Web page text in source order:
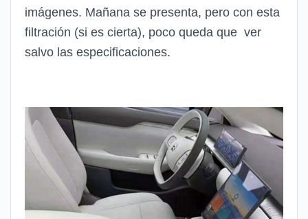
imágenes. Mañana se presenta, pero con esta
filtración (si es cierta), poco queda que ver
salvo las especificaciones.